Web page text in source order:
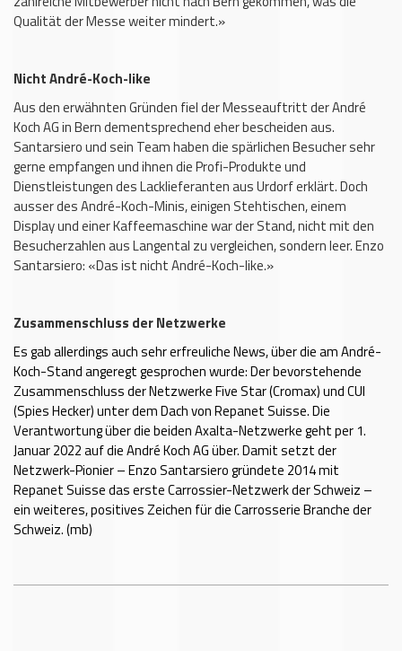
Qualität der Messe weiter mindert.»
Nicht André-Koch-like
Aus den erwähnten Gründen fiel der Messeauftritt der André
Koch AG in Bern dementsprechend eher bescheiden aus.
Santarsiero und sein Team haben die spärlichen Besucher sehr
gerne empfangen und ihnen die Profi-Produkte und
Dienstleistungen des Lacklieferanten aus Urdorf erklärt. Doch
ausser des André-Koch-Minis, einigen Stehtischen, einem
Display und einer Kaffeemaschine war der Stand, nicht mit den
Besucherzahlen aus Langental zu vergleichen, sondern leer. Enzo
Santarsiero: «Das ist nicht André-Koch-like.»
Zusammenschluss der Netzwerke
Es gab allerdings auch sehr erfreuliche News, über die am André-
Koch-Stand angeregt gesprochen wurde: Der bevorstehende
Zusammenschluss der Netzwerke Five Star (Cromax) und CUI
(Spies Hecker) unter dem Dach von Repanet Suisse. Die
Verantwortung über die beiden Axalta-Netzwerke geht per 1.
Januar 2022 auf die André Koch AG über. Damit setzt der
Netzwerk-Pionier – Enzo Santarsiero gründete 2014 mit
Repanet Suisse das erste Carrossier-Netzwerk der Schweiz –
ein weiteres, positives Zeichen für die Carrosserie Branche der
Schweiz. (mb)